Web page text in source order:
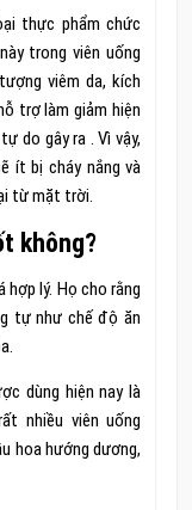
thực phẩm chức
trong viên uống
viêm da, kích
trợ làm giảm hiện
do gây ra . Vì vậy,
ít bị cháy nắng và
từ mặt trời.
không?
lý. Họ cho rằng
tự như chế độ ăn
dùng hiện nay là
nhiều viên uống
hoa hướng dương,